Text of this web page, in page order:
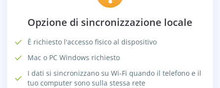
Opzione di sincronizzazione locale
È richiesto l'accesso fisico al dispositivo
Mac o PC Windows richiesto
I dati si sincronizzano su Wi-Fi quando il telefono e il
tuo computer sono sulla stessa rete